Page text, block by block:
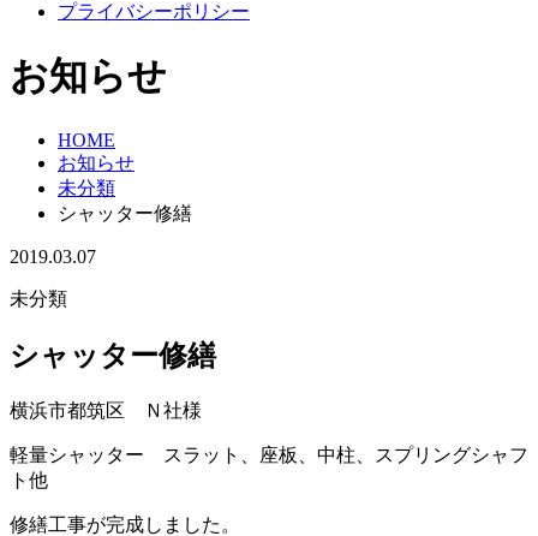
プライバシーポリシー
お知らせ
HOME
お知らせ
未分類
シャッター修繕
2019.03.07
未分類
シャッター修繕
横浜市都筑区 Ｎ社様
軽量シャッター スラット、座板、中柱、スプリングシャフ
ト他
修繕工事が完成しました。